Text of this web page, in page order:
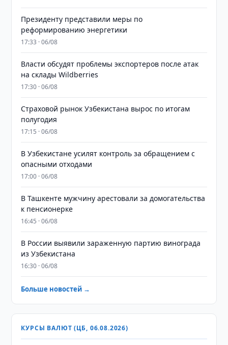
Президенту представили меры по
реформированию энергетики
17:33 · 06/08
Власти обсудят проблемы экспортеров после атак
на склады Wildberries
17:30 · 06/08
Страховой рынок Узбекистана вырос по итогам
полугодия
17:15 · 06/08
В Узбекистане усилят контроль за обращением с
опасными отходами
17:00 · 06/08
В Ташкенте мужчину арестовали за домогательства
к пенсионерке
16:45 · 06/08
В России выявили зараженную партию винограда
из Узбекистана
16:30 · 06/08
Больше новостей →
КУРСЫ ВАЛЮТ (ЦБ, 06.08.2026)